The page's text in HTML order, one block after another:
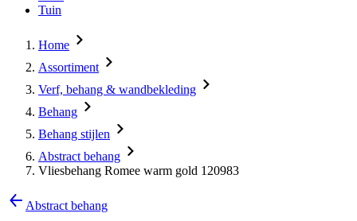
Tuin
Home
Assortiment
Verf, behang & wandbekleding
Behang
Behang stijlen
Abstract behang
Vliesbehang Romee warm gold 120983
Abstract behang